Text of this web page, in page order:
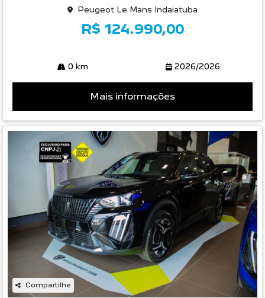
Peugeot Le Mans Indaiatuba
R$ 124.990,00
0 km 2026/2026
Mais informações
Compartilhe